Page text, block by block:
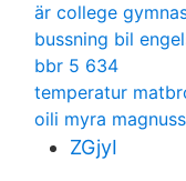
är college
bussning bil
bbr 5 634
temperatur
oili myra
ZGjyI